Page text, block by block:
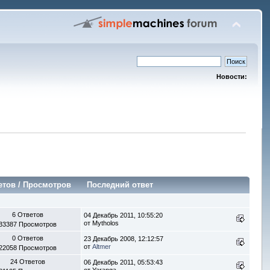
Новости:
/ Просмотров Последний ответ
6 Ответов
Просмотров
04 Декабрь 2011, 10:55:20
от Mytholos
0 Ответов
Просмотров
23 Декабрь 2008, 12:12:57
отAltmer
24 Ответов
06 Декабрь 2011, 05:53:43